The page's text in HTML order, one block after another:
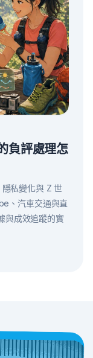
負評處理怎
私變化與 Z 世
、汽車交通與直
與成效追蹤的實